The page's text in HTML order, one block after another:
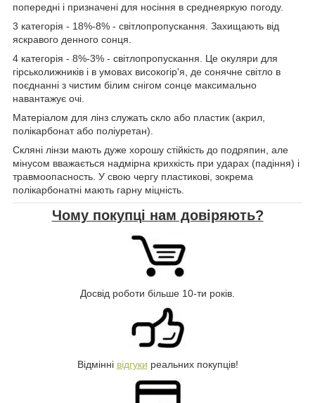
попередні і призначені для носіння в среднеяркую погоду.
3 категорія - 18%-8% - світлопропускання. Захищають від
яскравого денного сонця.
4 категорія - 8%-3% - світлопропускання. Це окуляри для
гірськолижників і в умовах високогір'я, де сонячне світло в
поєднанні з чистим білим снігом сонце максимально
навантажує очі.
Матеріалом для лінз служать скло або пластик (акрил,
полікарбонат або поліуретан).
Скляні лінзи мають дуже хорошу стійкість до подряпин, але
мінусом вважається надмірна крихкість при ударах (падіння) і
травмоопасность. У свою чергу пластикові, зокрема
полікарбонатні мають гарну міцність.
Чому покупці нам довіряють?
Досвід роботи більше 10-ти років.
Відмінні відгуки реальних покупців!